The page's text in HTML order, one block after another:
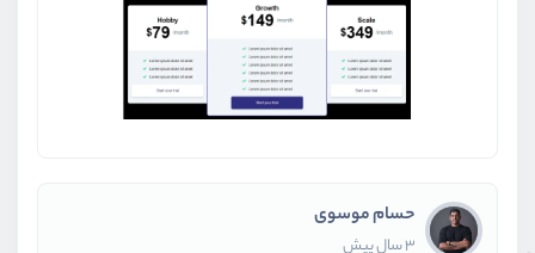
حسام موسوی
3 سال پیش